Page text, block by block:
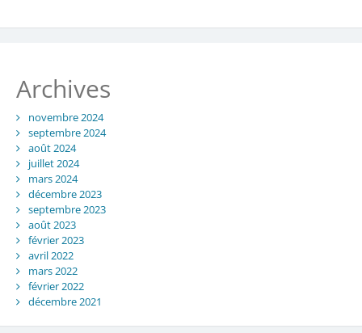
Archives
novembre 2024
septembre 2024
août 2024
juillet 2024
mars 2024
décembre 2023
septembre 2023
août 2023
février 2023
avril 2022
mars 2022
février 2022
décembre 2021